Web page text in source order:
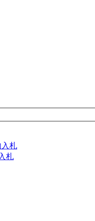
札
札